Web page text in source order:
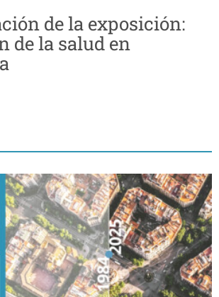
de la exposición:
de la salud en